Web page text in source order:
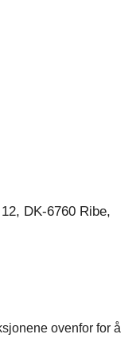
DK-6760 Ribe,
ovenfor for å